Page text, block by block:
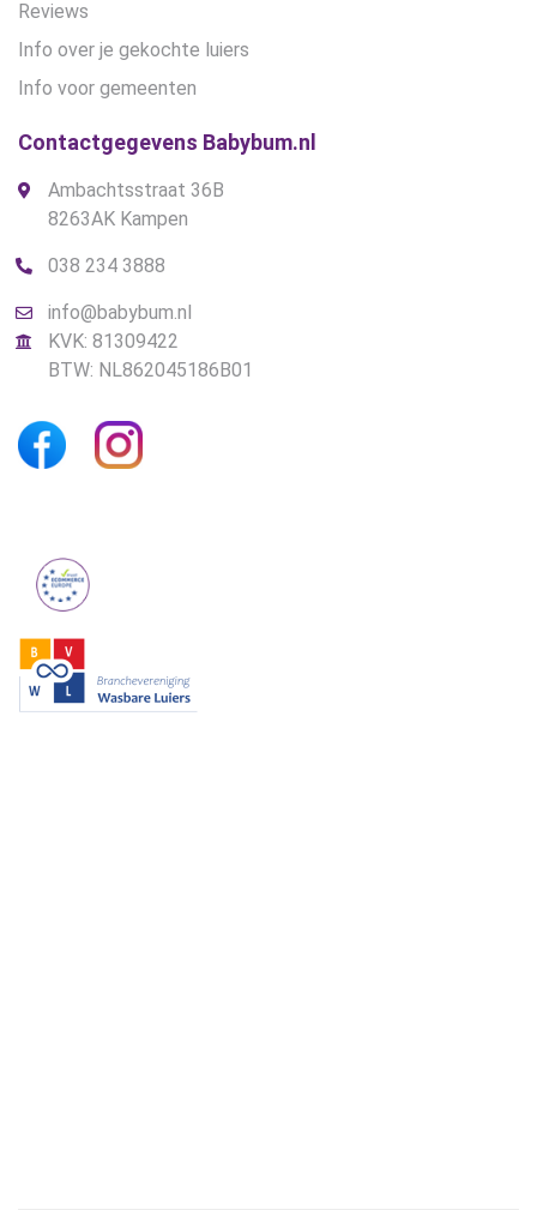
Reviews
Info over je gekochte luiers
Info voor gemeenten
Contactgegevens Babybum.nl
Ambachtsstraat 36B
8263AK Kampen
038 234 3888
info@babybum.nl
KVK: 81309422
BTW: NL862045186B01